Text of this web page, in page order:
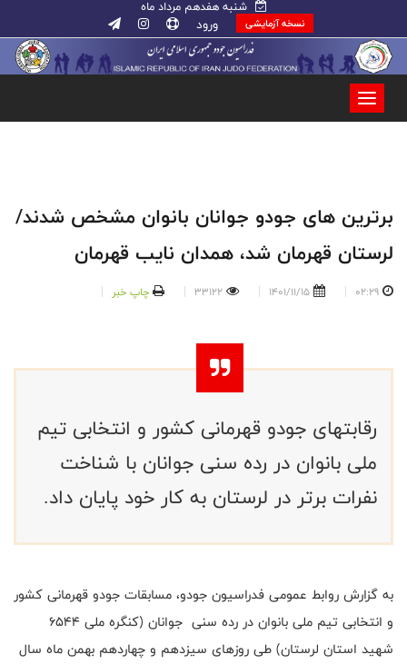
شنبه هفدهم مرداد ماه
نسخه آزمایشی ورود
برترین های جودو جوانان بانوان مشخص شدند/
لرستان قهرمان شد، همدان نایب قهرمان
02:29
1401/11/15
33122 چاپ خبر
رقابتهای جودو قهرمانی کشور و انتخابی تیم
ملی بانوان در رده سنی جوانان با شناخت
نفرات برتر در لرستان به کار خود پایان داد.
به گزارش روابط عمومی فدراسیون جودو، مسابقات جودو قهرمانی کشور
و انتخابی تیم ملی بانوان در رده سنی جوانان (کنگره ملی 6544
شهید استان لرستان) طی روزهای سیزدهم و چهاردهم بهمن ماه سال